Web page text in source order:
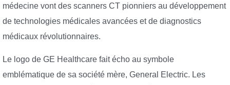
médecine vont des scanners CT pionniers au développement
de technologies médicales avancées et de diagnostics
médicaux révolutionnaires.
Le logo de GE Healthcare fait écho au symbole
emblématique de sa société mère, General Electric. Les